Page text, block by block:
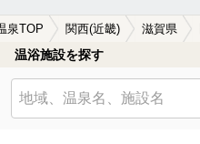
泉TOP 関西(近畿) 滋賀県
温浴施設を探す